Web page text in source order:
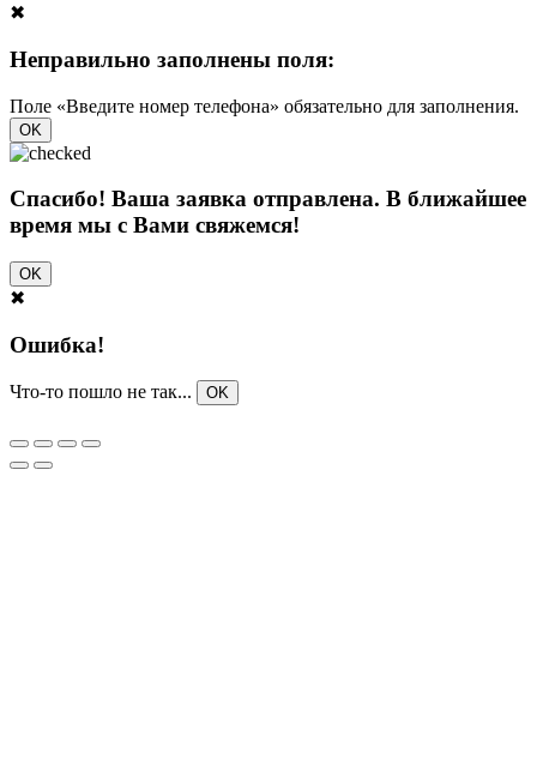
✖
Неправильно заполнены поля:
Поле «Введите номер телефона» обязательно для заполнения.
OK
Спасибо! Ваша заявка отправлена. В ближайшее
время мы с Вами свяжемся!
OK
✖
Ошибка!
Что-то пошло не так... OK